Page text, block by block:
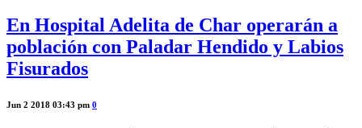
En Hospital Adelita de Char operarán a
población con Paladar Hendido y Labios
Fisurados
Jun 2 2018 03:43 pm 0